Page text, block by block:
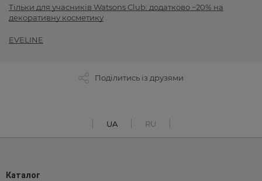
Тільки для учасників Watsons Club: додатково −20% на
декоративну косметику
EVELINE
Поділитись із друзями
UA RU
Каталог